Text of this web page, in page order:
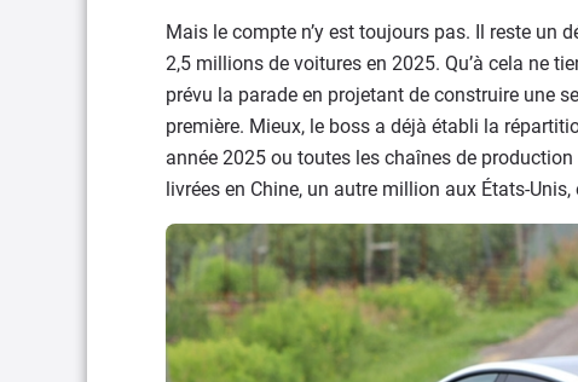
Mais le compte n’y est toujours pas. Il reste un
2,5 millions de voitures en 2025. Qu’à cela ne
prévu la parade en projetant de construire une
première. Mieux, le boss a déjà établi la
année 2025 ou toutes les chaînes de
livrées en Chine, un autre million aux États-